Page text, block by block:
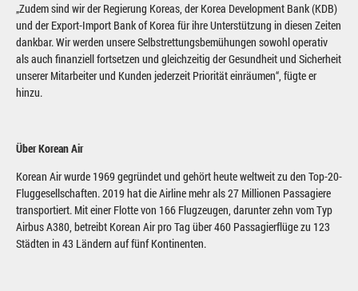
„Zudem sind wir der Regierung Koreas, der Korea Development Bank (KDB)
und der Export-Import Bank of Korea für ihre Unterstützung in diesen Zeiten
dankbar. Wir werden unsere Selbstrettungsbemühungen sowohl operativ
als auch finanziell fortsetzen und gleichzeitig der Gesundheit und Sicherheit
unserer Mitarbeiter und Kunden jederzeit Priorität einräumen“, fügte er
hinzu.
Über Korean Air
Korean Air wurde 1969 gegründet und gehört heute weltweit zu den Top-20-
Fluggesellschaften. 2019 hat die Airline mehr als 27 Millionen Passagiere
transportiert. Mit einer Flotte von 166 Flugzeugen, darunter zehn vom Typ
Airbus A380, betreibt Korean Air pro Tag über 460 Passagierflüge zu 123
Städten in 43 Ländern auf fünf Kontinenten.